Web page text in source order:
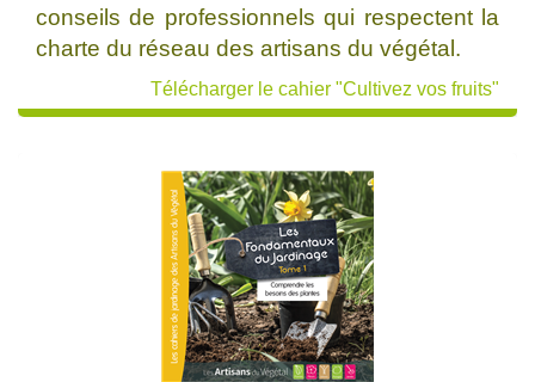
conseils de professionnels qui respectent la
charte du réseau des artisans du végétal.
Télécharger le cahier "Cultivez vos fruits"